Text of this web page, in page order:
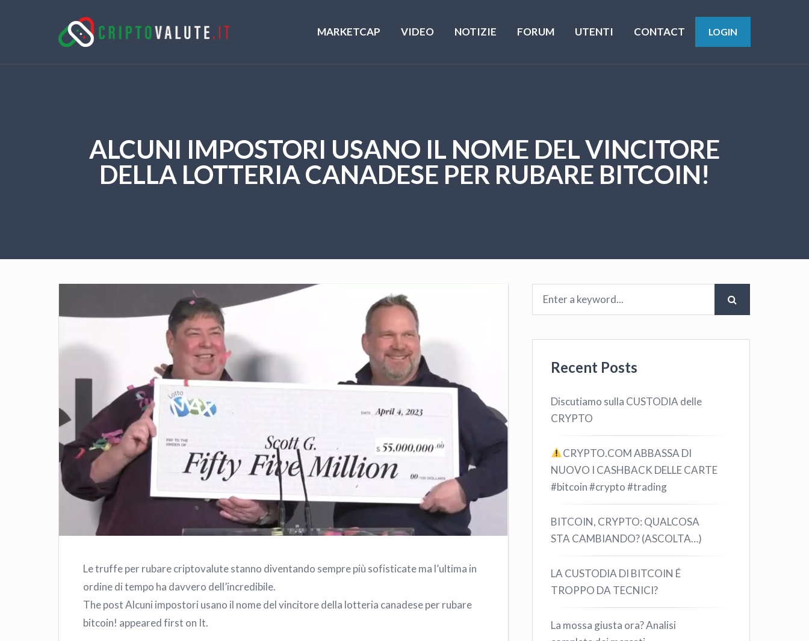
MARKETCAP VIDEO NOTIZIE FORUM UTENTI CONTACT LOGIN
ALCUNI IMPOSTORI USANO IL NOME DEL VINCITORE
DELLA LOTTERIA CANADESE PER RUBARE BITCOIN!
Le truffe per rubare criptovalute stanno diventando sempre più sofisticate ma l’ultima in
ordine di tempo ha davvero dell’incredibile.
The post Alcuni impostori usano il nome del vincitore della lotteria canadese per rubare
bitcoin! appeared first on It.
Recent Posts
Discutiamo sulla CUSTODIA delle
CRYPTO
CRYPTO.COM ABBASSA DI
NUOVO I CASHBACK DELLE CARTE
#bitcoin #crypto #trading
BITCOIN, CRYPTO: QUALCOSA
STA CAMBIANDO? (ASCOLTA…)
LA CUSTODIA DI BITCOIN É
TROPPO DA TECNICI?
La mossa giusta ora? Analisi